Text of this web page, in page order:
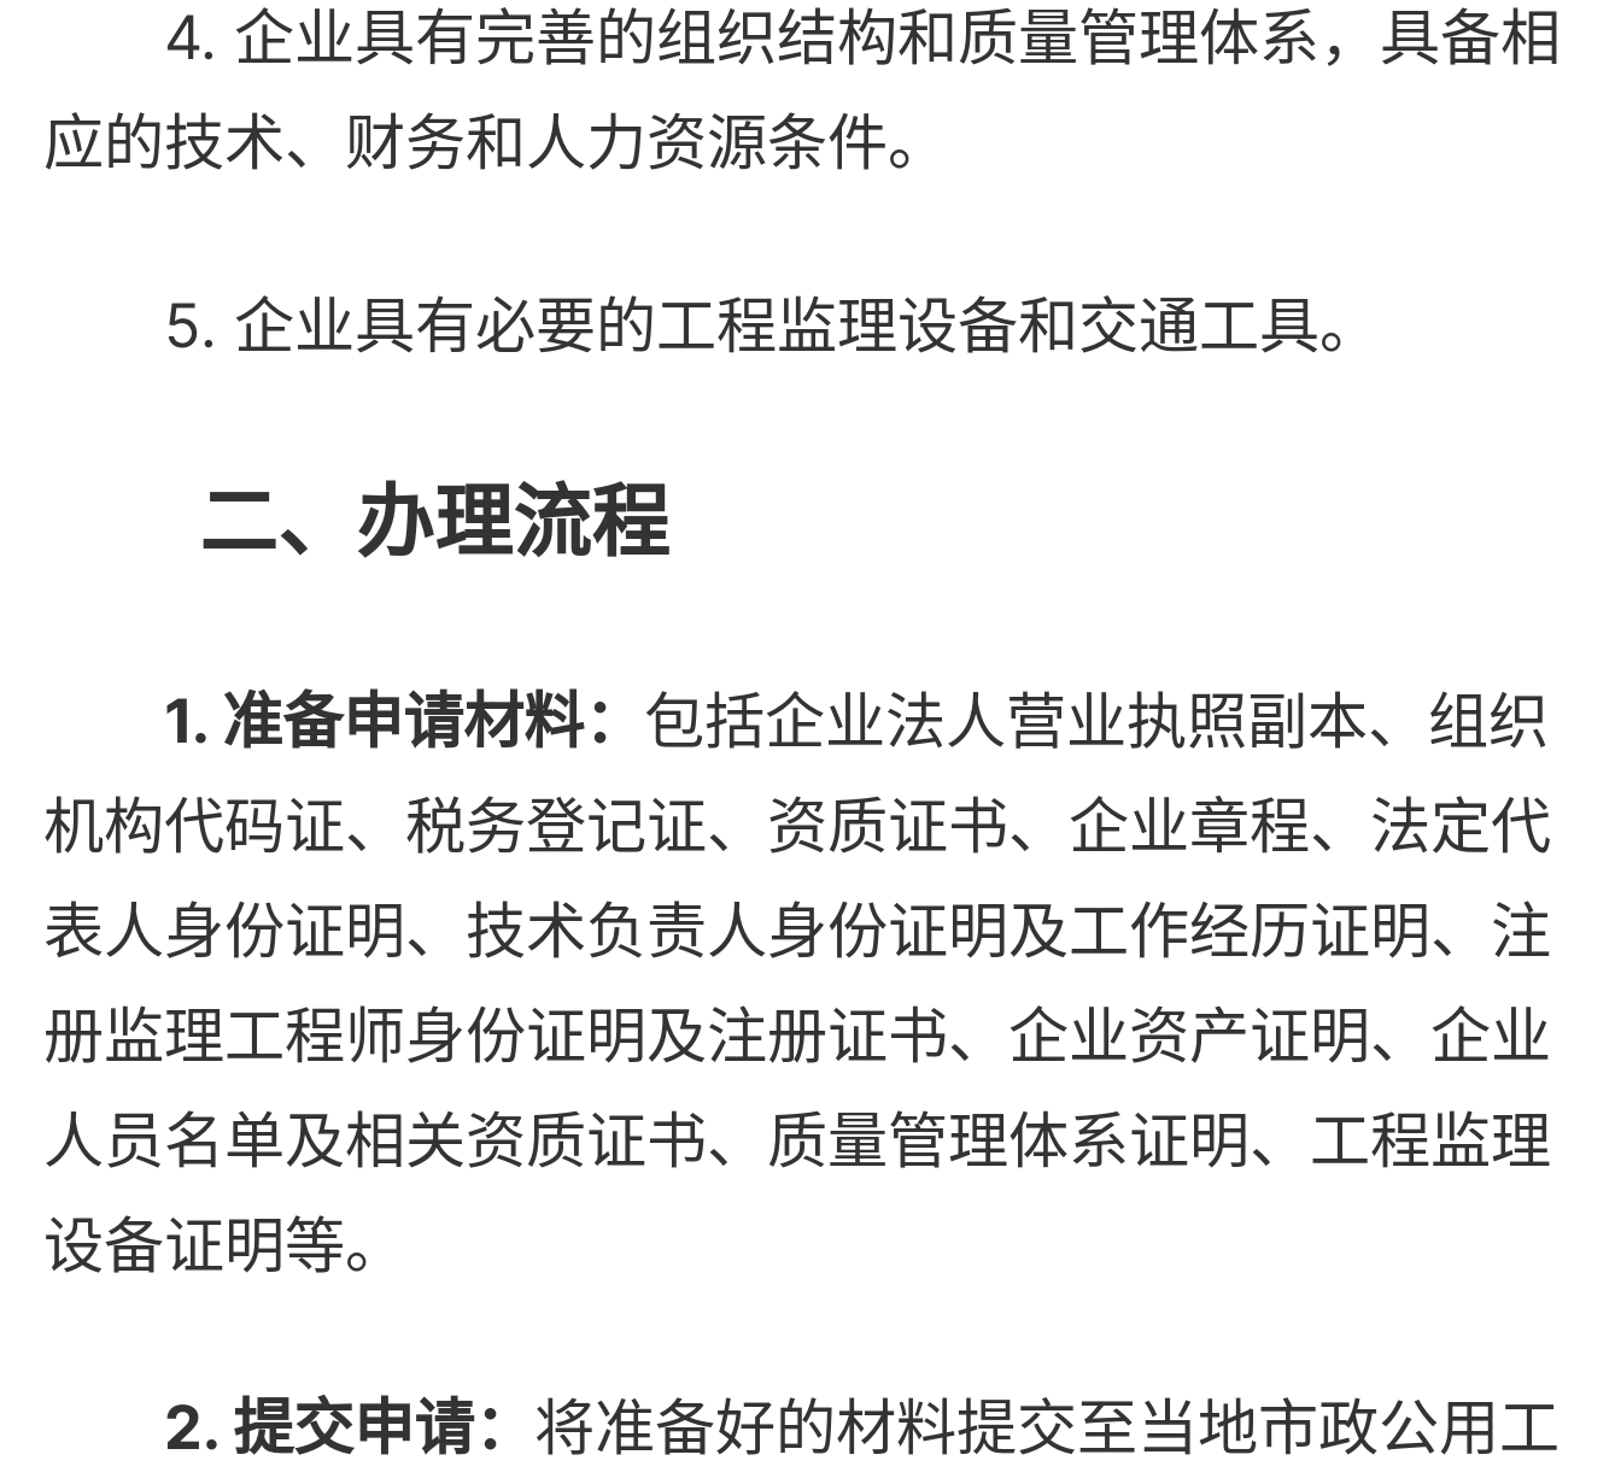
4. 企业具有完善的组织结构和质量管理体系，具备相
应的技术、财务和人力资源条件。
5. 企业具有必要的工程监理设备和交通工具。
二、办理流程
1. 准备申请材料： 包括企业法人营业执照副本、组织
机构代码证、税务登记证、资质证书、企业章程、法定代
表人身份证明、技术负责人身份证明及工作经历证明、注
册监理工程师身份证明及注册证书、企业资产证明、企业
人员名单及相关资质证书、质量管理体系证明、工程监理
设备证明等。
2. 提交申请： 将准备好的材料提交至当地市政公用工